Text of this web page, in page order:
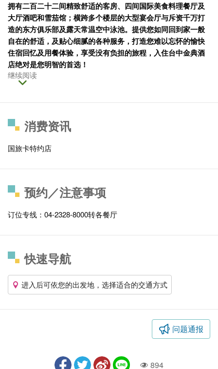
拥有二百二十二间精致舒适的客房、四间国际美食料理餐厅及
大厅酒吧和雪茄馆；横跨多个楼层的大型宴会厅与斥资千万打
造的东方俱乐部及露天常温空中泳池。提供您如同回到家一般
自在的舒适，及贴心细腻的各种服务，打造您难以忘怀的愉快
住宿回忆及用餐体验，享受没有负担的旅程，入住台中金典酒
店绝对是您明智的首选！
继续阅读
消费资讯
国旅卡特约店
预约／注意事项
订位专线：04-2328-8000转各餐厅
快速导航
进入后可依您的出发地，选择适合的交通方式
问题通报
894